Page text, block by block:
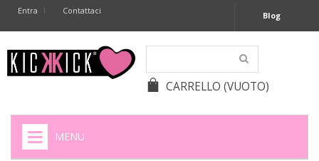
Entra Contattaci Blog
CARRELLO (VUOTO)
MENU